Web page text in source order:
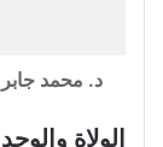
د. محمد
الولاة